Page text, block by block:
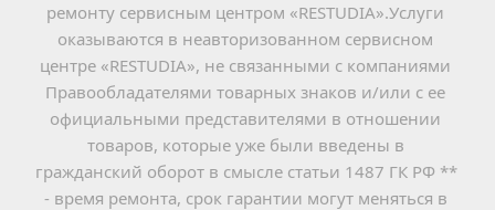
ремонту сервисным центром «RESTUDIA».Услуги
оказываются в неавторизованном сервисном
центре «RESTUDIA», не связанными с компаниями
Правообладателями товарных знаков и/или с ее
официальными представителями в отношении
товаров, которые уже были введены в
гражданский оборот в смысле статьи 1487 ГК РФ **
- время ремонта, срок гарантии могут меняться в